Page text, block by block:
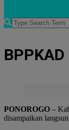
Search
PONOROGO –
disampaikan